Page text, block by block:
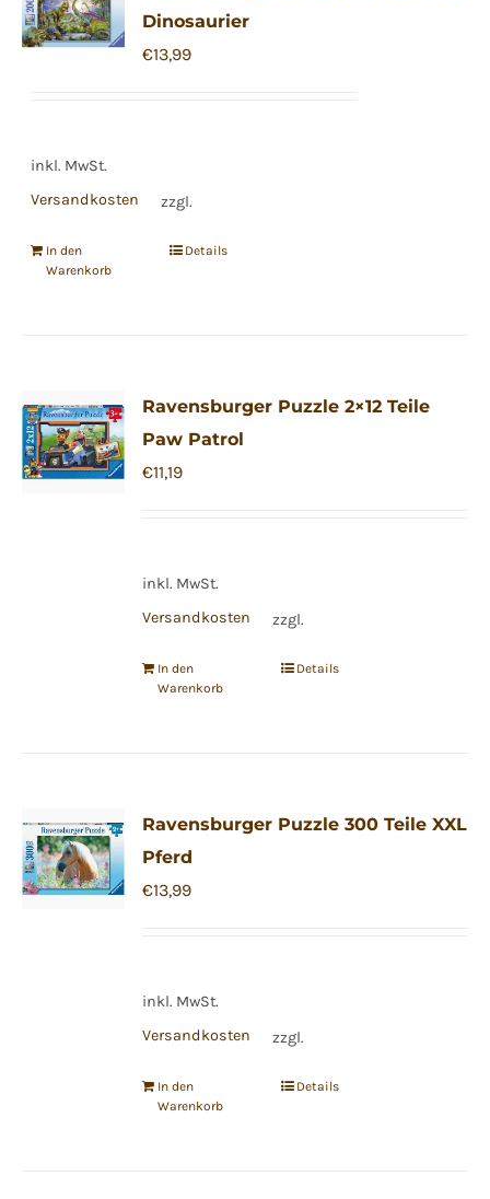
Dinosaurier
€13,99
inkl. MwSt.
zzgl.
Versandkosten
In den
Warenkorb
Details
Ravensburger Puzzle 2×12 Teile
Paw Patrol
€11,19
inkl. MwSt.
zzgl.
Versandkosten
In den
Warenkorb
Details
Ravensburger Puzzle 300 Teile XXL
Pferd
€13,99
inkl. MwSt.
zzgl.
Versandkosten
In den
Warenkorb
Details